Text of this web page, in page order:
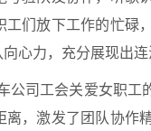
们放下工作的忙碌
心力，充分展现出
公司工会关爱女职
，激发了团队协作